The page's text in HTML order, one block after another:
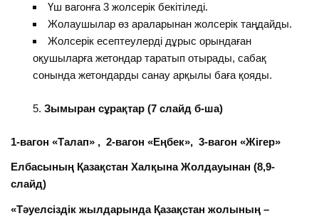
Үш вагонға 3 жолсерік бекітіледі.
Жолаушылар өз араларынан жолсерік таңдайды.
Жолсерік есептеулерді дұрыс орындаған
оқушыларға жетондар таратып отырады, сабақ
сонында жетондарды санау арқылы баға қояды.
Зымыран сұрақтар (7 слайд б-ша)
1-вагон «Талап» , 2-вагон «Еңбек», 3-вагон «Жігер»
Елбасының Қазақстан Халқына Жолдауынан (8,9-
слайд)
«Тәуелсіздік жылдарында Қазақстан жолының –